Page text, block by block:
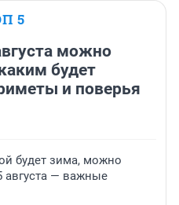
5
можно
будет
и поверья
будет зима, можно
августа — важные